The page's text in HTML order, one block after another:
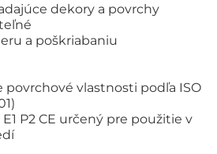
dekory a povrchy
a poškriabaniu
vlastnosti podľa ISO
P2 CE určený pre použitie v